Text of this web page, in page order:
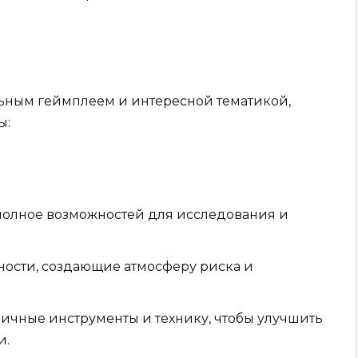
геймплеем и интересной тематикой,
возможностей для исследования и
создающие атмосферу риска и
инструменты и технику, чтобы улучшить